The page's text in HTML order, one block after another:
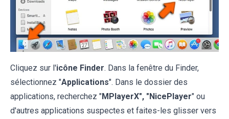
Cliquez sur l'icône Finder. Dans la fenêtre du Finder,
sélectionnez "Applications". Dans le dossier des
applications, recherchez "MPlayerX", "NicePlayer" ou
d'autres applications suspectes et faites-les glisser vers